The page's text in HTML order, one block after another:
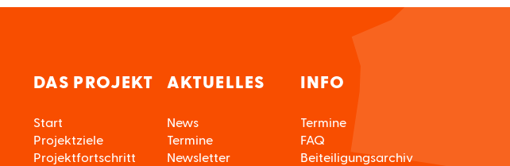
DAS PROJEKT
Start
Projektziele
Projektfortschritt
AKTUELLES
News
Termine
Newsletter
INFO
Termine
FAQ
Beiteiligungsarchiv